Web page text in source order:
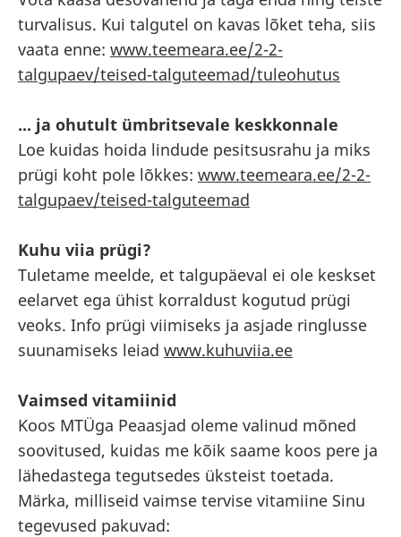
turvalisus. Kui talgutel on kavas lõket teha, siis
vaata enne: www.teemeara.ee/2-2-
talgupaev/teised-talguteemad/tuleohutus
... ja ohutult ümbritsevale keskkonnale
Loe kuidas hoida lindude pesitsusrahu ja miks
prügi koht pole lõkkes: www.teemeara.ee/2-2-
talgupaev/teised-talguteemad
Kuhu viia prügi?
Tuletame meelde, et talgupäeval ei ole keskset
eelarvet ega ühist korraldust kogutud prügi
veoks. Info prügi viimiseks ja asjade ringlusse
suunamiseks leiad www.kuhuviia.ee
Vaimsed vitamiinid
Koos MTÜga Peaasjad oleme valinud mõned
soovitused, kuidas me kõik saame koos pere ja
lähedastega tegutsedes üksteist toetada.
Märka, milliseid vaimse tervise vitamiine Sinu
tegevused pakuvad: